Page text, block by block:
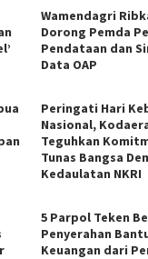
Wamendagri
Dorong Pemda
Pendataan dan
Data OAP
Peringati Hari
Nasional,
Teguhkan
Tunas Bangsa
Kedaulatan NKRI
5 Parpol Teken
Penyerahan
Keuangan dari